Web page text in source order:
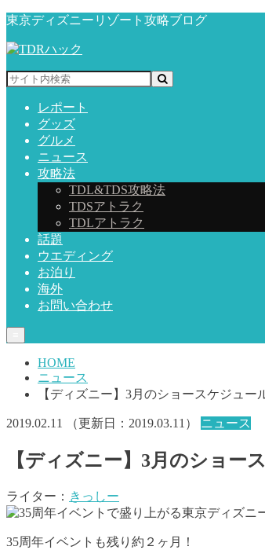
東京ディズニーリゾート攻略ブログ
レポート
グッズ
グルメ
ニュース
攻略法
TDL&TDS攻略法
TDSアトラク
TDLアトラク
話題
ウエディング
お泊り
海外
お問い合わせ
HOME
ニュース
【ディズニー】3月のショースケジュ
2019.02.11 （更新日： 2019.03.11 ） ニュース
【ディズニー】3月のショー
ライター： きっしー
35周年イベントも残り約２ヶ月！